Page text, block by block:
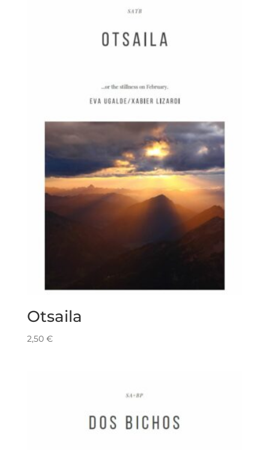
Otsaila
2,50 €